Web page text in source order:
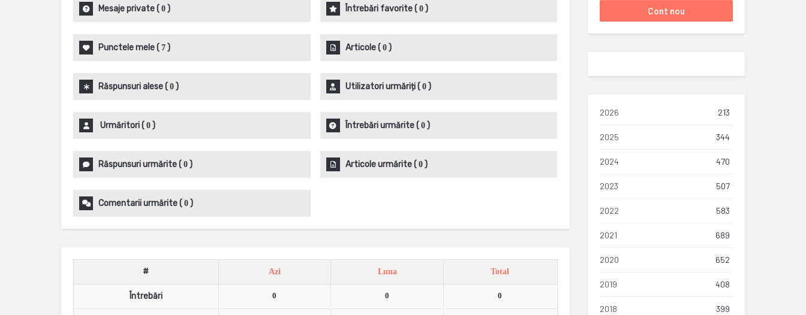
Mesaje private( 0 ) Întrebări favorite( 0)
Punctele mele( 7 ) Articole( 0)
Răspunsuri alese( 0 ) Utilizatori urmăriți( 0)
Urmăritori( 0 ) Întrebări urmărite( 0)
Răspunsuri urmărite( 0 ) Articole urmărite( 0)
Comentarii urmărite( 0 )
# Azi Luna Total
Întrebări 0 0 0
2026 213
2025 344
2024 470
2023 507
2022 583
2021 689
2020 652
2019 408
2018 399